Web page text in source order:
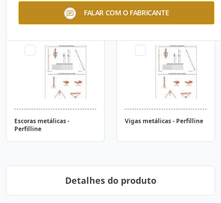
FALAR COM O FABRICANTE
Barra de Ancoragem -
Perfilline
Escoras metálicas -
Perfilline
Vigas metálicas - Perfilline
Detalhes do produto